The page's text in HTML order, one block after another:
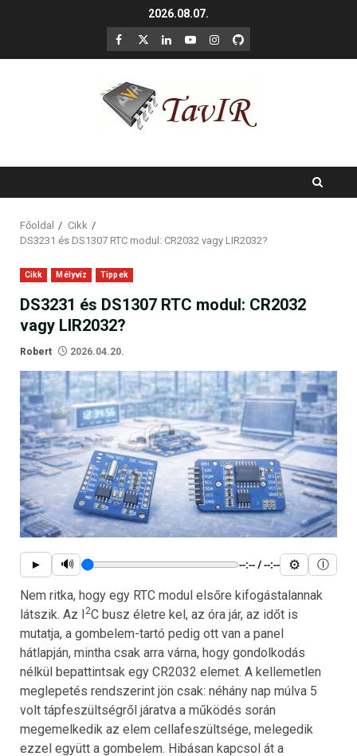
2026.08.07.
F X LinkedIn
YouTubeInstagram
GitHub
Főoldal
Cikk
DS3231 és DS1307 RTC modul: CR2032 vagy LIR2032?
Cikk Mélyvíz Tippek
DS3231 és DS1307 RTC modul: CR2032
vagy LIR2032?
Robert 2026.04.20.
► 🔊 --:-- / --:-- ⚙ Ⓘ
Nem ritka, hogy egy RTC modul elsőre kifogástalannak
látszik. Az I2C busz életre kel, az óra jár, az időt is
mutatja, a gombelem-tartó pedig ott van a panel
hátlapján, mintha csak arra várna, hogy gondolkodás
nélkül bepattintsak egy CR2032 elemet. A kellemetlen
meglepetés rendszerint jön csak: néhány nap múlva 5
volt tápfeszültségről járatva a működés során
megemelkedik az elem cellafeszültsége, melegedik
ezzel együtt a gombelem. Hibásan kapcsol át a